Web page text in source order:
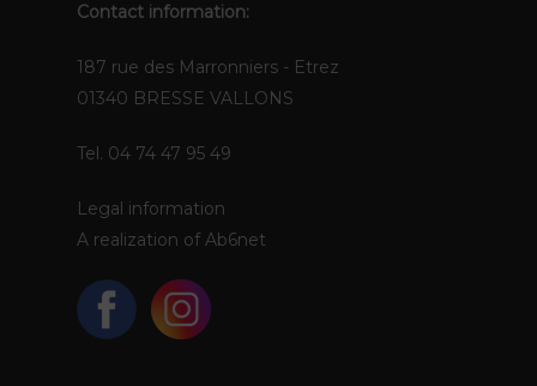
Contact information:
187 rue des Marronniers - Etrez
01340 BRESSE VALLONS
Tel. 04 74 47 95 49
Legal information
A realization of Ab6net